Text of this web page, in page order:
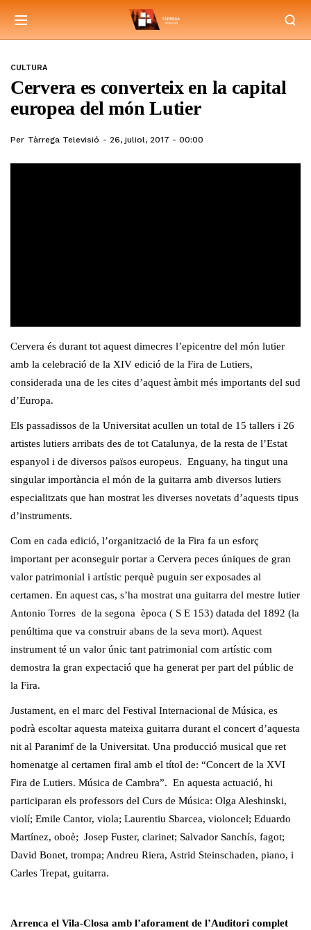
CULTURA
Cervera es converteix en la capital
europea del món Lutier
Per Tàrrega Televisió 26, juliol, 2017 - 00:00
Cervera és durant tot aquest dimecres l’epicentre del món lutier
amb la celebració de la XIV edició de la Fira de Lutiers,
considerada una de les cites d’aquest àmbit més importants del sud
d’Europa.
Els passadissos de la Universitat acullen un total de 15 tallers i 26
artistes lutiers arribats des de tot Catalunya, de la resta de l’Estat
espanyol i de diversos països europeus. Enguany, ha tingut una
singular importància el món de la guitarra amb diversos lutiers
especialitzats que han mostrat les diverses novetats d’aquests tipus
d’instruments.
Com en cada edició, l’organització de la Fira fa un esforç
important per aconseguir portar a Cervera peces úniques de gran
valor patrimonial i artístic perquè puguin ser exposades al
certamen. En aquest cas, s’ha mostrat una guitarra del mestre lutier
Antonio Torres de la segona època ( S E 153) datada del 1892 (la
penúltima que va construir abans de la seva mort). Aquest
instrument té un valor únic tant patrimonial com artístic com
demostra la gran expectació que ha generat per part del públic de
la Fira.
Justament, en el marc del Festival Internacional de Música, es
podrà escoltar aquesta mateixa guitarra durant el concert d’aquesta
nit al Paranimf de la Universitat. Una producció musical que ret
homenatge al certamen firal amb el títol de: “Concert de la XVI
Fira de Lutiers. Música de Cambra”. En aquesta actuació, hi
participaran els professors del Curs de Música: Olga Aleshinski,
violí; Emile Cantor, viola; Laurentiu Sbarcea, violoncel; Eduardo
Martínez, oboè; Josep Fuster, clarinet; Salvador Sanchís, fagot;
David Bonet, trompa; Andreu Riera, Astrid Steinschaden, piano, i
Carles Trepat, guitarra.
Arrenca el Vila-Closa amb l’aforament de l’Auditori complet